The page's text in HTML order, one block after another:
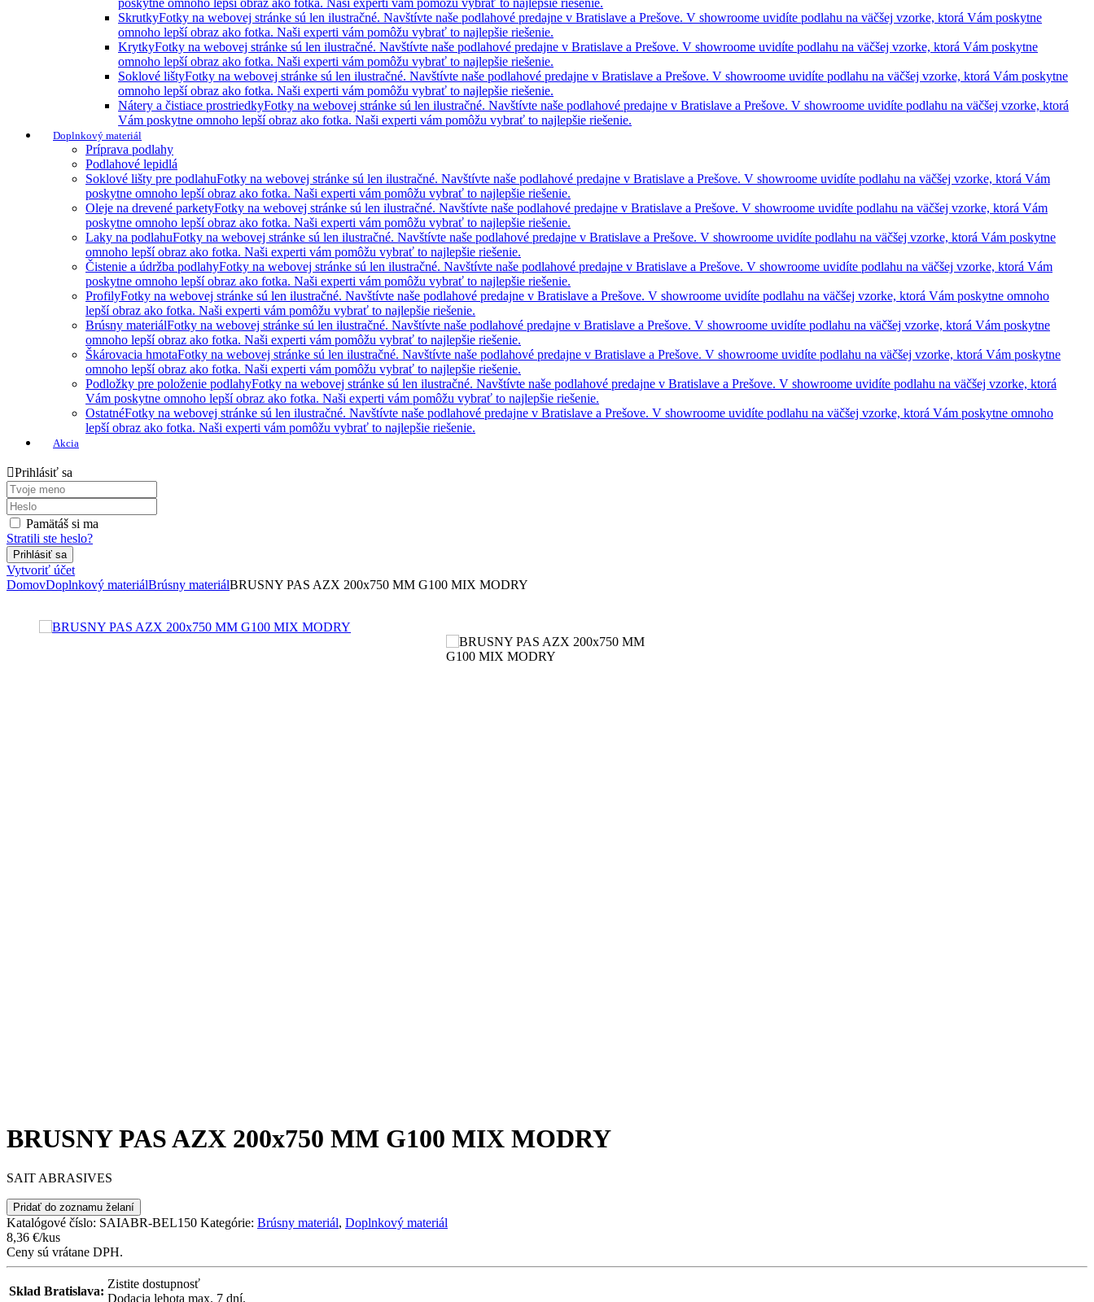
poskytne omnoho lepší obraz ako fotka. Naši experti vám pomôžu vybrať to najlepšie riešenie.
SkrutkyFotky na webovej stránke sú len ilustračné. Navštívte naše podlahové predajne v Bratislave a Prešove. V showroome uvidíte podlahu na väčšej vzorke, ktorá Vám poskytne
omnoho lepší obraz ako fotka. Naši experti vám pomôžu vybrať to najlepšie riešenie.
KrytkyFotky na webovej stránke sú len ilustračné. Navštívte naše podlahové predajne v Bratislave a Prešove. V showroome uvidíte podlahu na väčšej vzorke, ktorá Vám poskytne
omnoho lepší obraz ako fotka. Naši experti vám pomôžu vybrať to najlepšie riešenie.
Soklové lištyFotky na webovej stránke sú len ilustračné. Navštívte naše podlahové predajne v Bratislave a Prešove. V showroome uvidíte podlahu na väčšej vzorke, ktorá Vám poskytne
omnoho lepší obraz ako fotka. Naši experti vám pomôžu vybrať to najlepšie riešenie.
Nátery a čistiace prostriedkyFotky na webovej stránke sú len ilustračné. Navštívte naše podlahové predajne v Bratislave a Prešove. V showroome uvidíte podlahu na väčšej vzorke, ktorá
Vám poskytne omnoho lepší obraz ako fotka. Naši experti vám pomôžu vybrať to najlepšie riešenie.
Doplnkový materiál
Príprava podlahy
Podlahové lepidlá
Soklové lišty pre podlahuFotky na webovej stránke sú len ilustračné. Navštívte naše podlahové predajne v Bratislave a Prešove. V showroome uvidíte podlahu na väčšej vzorke, ktorá Vám
poskytne omnoho lepší obraz ako fotka. Naši experti vám pomôžu vybrať to najlepšie riešenie.
Oleje na drevené parketyFotky na webovej stránke sú len ilustračné. Navštívte naše podlahové predajne v Bratislave a Prešove. V showroome uvidíte podlahu na väčšej vzorke, ktorá Vám
poskytne omnoho lepší obraz ako fotka. Naši experti vám pomôžu vybrať to najlepšie riešenie.
Laky na podlahuFotky na webovej stránke sú len ilustračné. Navštívte naše podlahové predajne v Bratislave a Prešove. V showroome uvidíte podlahu na väčšej vzorke, ktorá Vám poskytne
omnoho lepší obraz ako fotka. Naši experti vám pomôžu vybrať to najlepšie riešenie.
Čistenie a údržba podlahyFotky na webovej stránke sú len ilustračné. Navštívte naše podlahové predajne v Bratislave a Prešove. V showroome uvidíte podlahu na väčšej vzorke, ktorá Vám
poskytne omnoho lepší obraz ako fotka. Naši experti vám pomôžu vybrať to najlepšie riešenie.
ProfilyFotky na webovej stránke sú len ilustračné. Navštívte naše podlahové predajne v Bratislave a Prešove. V showroome uvidíte podlahu na väčšej vzorke, ktorá Vám poskytne omnoho
lepší obraz ako fotka. Naši experti vám pomôžu vybrať to najlepšie riešenie.
Brúsny materiálFotky na webovej stránke sú len ilustračné. Navštívte naše podlahové predajne v Bratislave a Prešove. V showroome uvidíte podlahu na väčšej vzorke, ktorá Vám poskytne
omnoho lepší obraz ako fotka. Naši experti vám pomôžu vybrať to najlepšie riešenie.
Škárovacia hmotaFotky na webovej stránke sú len ilustračné. Navštívte naše podlahové predajne v Bratislave a Prešove. V showroome uvidíte podlahu na väčšej vzorke, ktorá Vám poskytne
omnoho lepší obraz ako fotka. Naši experti vám pomôžu vybrať to najlepšie riešenie.
Podložky pre položenie podlahyFotky na webovej stránke sú len ilustračné. Navštívte naše podlahové predajne v Bratislave a Prešove. V showroome uvidíte podlahu na väčšej vzorke, ktorá
Vám poskytne omnoho lepší obraz ako fotka. Naši experti vám pomôžu vybrať to najlepšie riešenie.
OstatnéFotky na webovej stránke sú len ilustračné. Navštívte naše podlahové predajne v Bratislave a Prešove. V showroome uvidíte podlahu na väčšej vzorke, ktorá Vám poskytne omnoho
lepší obraz ako fotka. Naši experti vám pomôžu vybrať to najlepšie riešenie.
Akcia
Prihlásiť sa
Pamätáš si ma
Stratili ste heslo?
Vytvoriť účet
DomovDoplnkový materiálBrúsny materiálBRUSNY PAS AZX 200x750 MM G100 MIX MODRY
BRUSNY PAS AZX 200x750 MM G100 MIX MODRY
SAIT ABRASIVES
Pridať do zoznamu želaní
Katalógové číslo: SAIABR-BEL150 Kategórie: Brúsny materiál, Doplnkový materiál
8,36 €/kus
Ceny sú vrátane DPH.
Sklad Bratislava:
Zistite dostupnosť
Dodacia lehota max. 7 dní.